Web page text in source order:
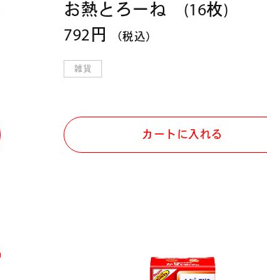
お熱とろーね (16枚)
792円
（税込）
雑貨
カートに入れる